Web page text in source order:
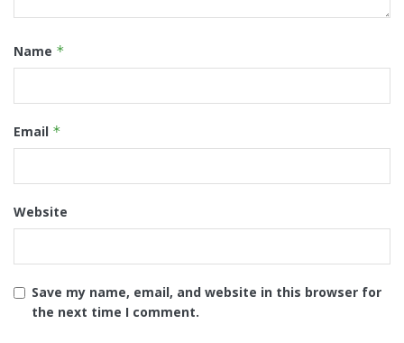
Name *
Email *
Website
Save my name, email, and website in this browser for
the next time I comment.